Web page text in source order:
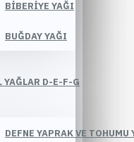
BIBERIYE YAĞI
BUĞDAY YAĞI
D-E-F-G
DEFNE YAPRAK VE TOHUMU